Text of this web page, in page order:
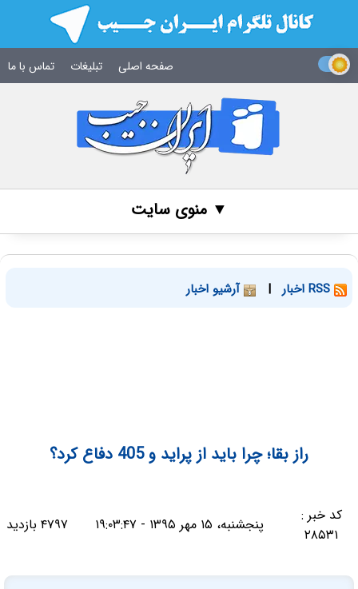
صفحه اصلی تبلیغات تماس با ما
▼ منوی سایت
| آرشیو اخبار
راز بقا؛ چرا باید از پراید و 405 دفاع کرد؟
کد خبر :
۲۸۵۳۱
پنجشنبه، ۱۵ مهر ۱۳۹۵ - ۱۹:۰۳:۴۷ ۴۷۹۷ بازدید